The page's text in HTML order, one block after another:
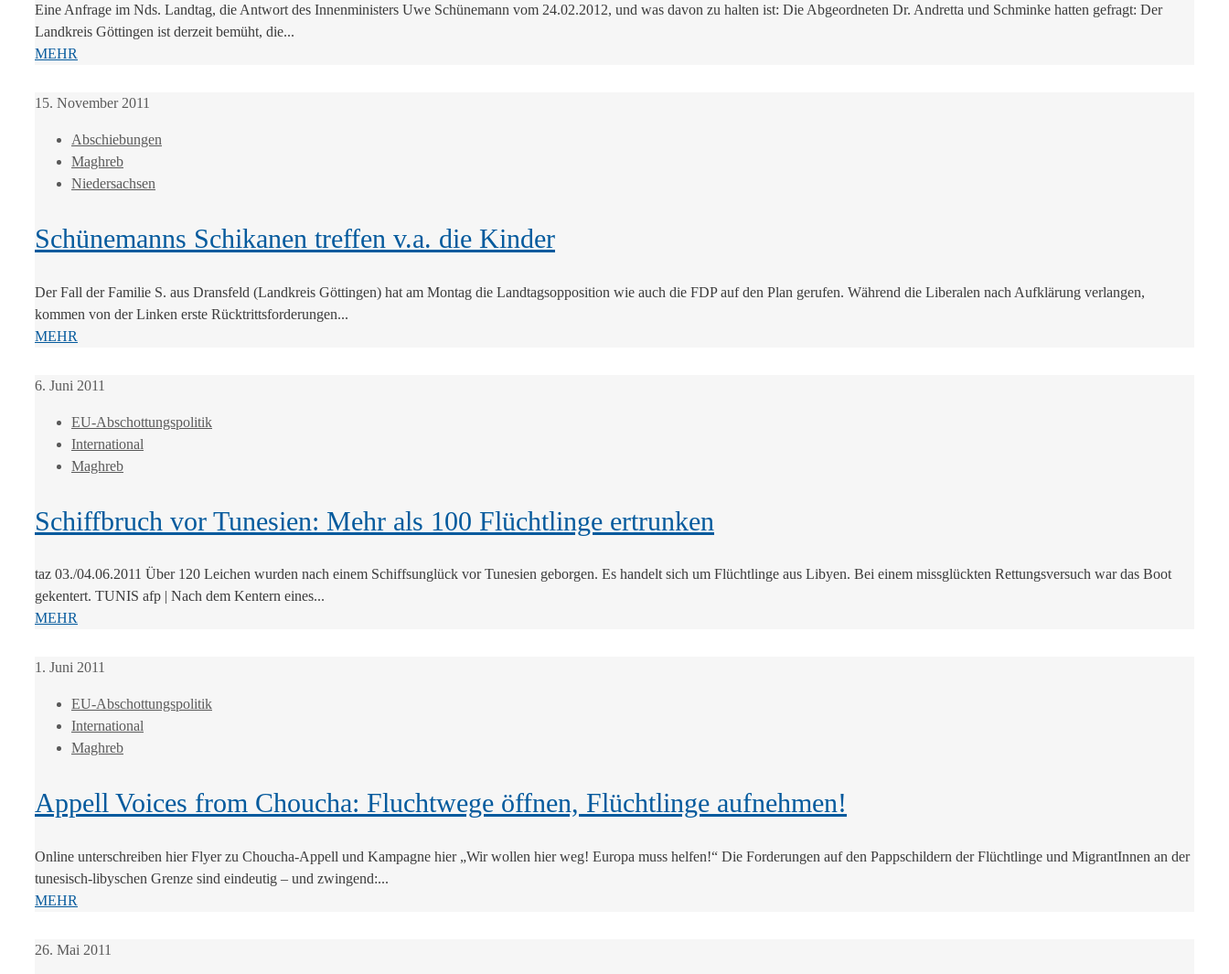
Eine Anfrage im Nds. Landtag, die Antwort des Innenministers Uwe Schünemann vom 24.02.2012, und was davon zu halten ist: Die Abgeordneten Dr. Andretta und Schminke hatten gefragt: Der
Landkreis Göttingen ist derzeit bemüht, die...
MEHR
15. November 2011
Abschiebungen
Maghreb
Niedersachsen
Schünemanns Schikanen treffen v.a. die Kinder
Der Fall der Familie S. aus Dransfeld (Landkreis Göttingen) hat am Montag die Landtagsopposition wie auch die FDP auf den Plan gerufen. Während die Liberalen nach Aufklärung verlangen,
kommen von der Linken erste Rücktrittsforderungen...
MEHR
6. Juni 2011
EU-Abschottungspolitik
International
Maghreb
Schiffbruch vor Tunesien: Mehr als 100 Flüchtlinge ertrunken
taz 03./04.06.2011 Über 120 Leichen wurden nach einem Schiffsunglück vor Tunesien geborgen. Es handelt sich um Flüchtlinge aus Libyen. Bei einem missglückten Rettungsversuch war das Boot
gekentert. TUNIS afp | Nach dem Kentern eines...
MEHR
1. Juni 2011
EU-Abschottungspolitik
International
Maghreb
Appell Voices from Choucha: Fluchtwege öffnen, Flüchtlinge aufnehmen!
Online unterschreiben hier Flyer zu Choucha-Appell und Kampagne hier „Wir wollen hier weg! Europa muss helfen!“ Die Forderungen auf den Pappschildern der Flüchtlinge und MigrantInnen an der
tunesisch-libyschen Grenze sind eindeutig – und zwingend:...
MEHR
26. Mai 2011